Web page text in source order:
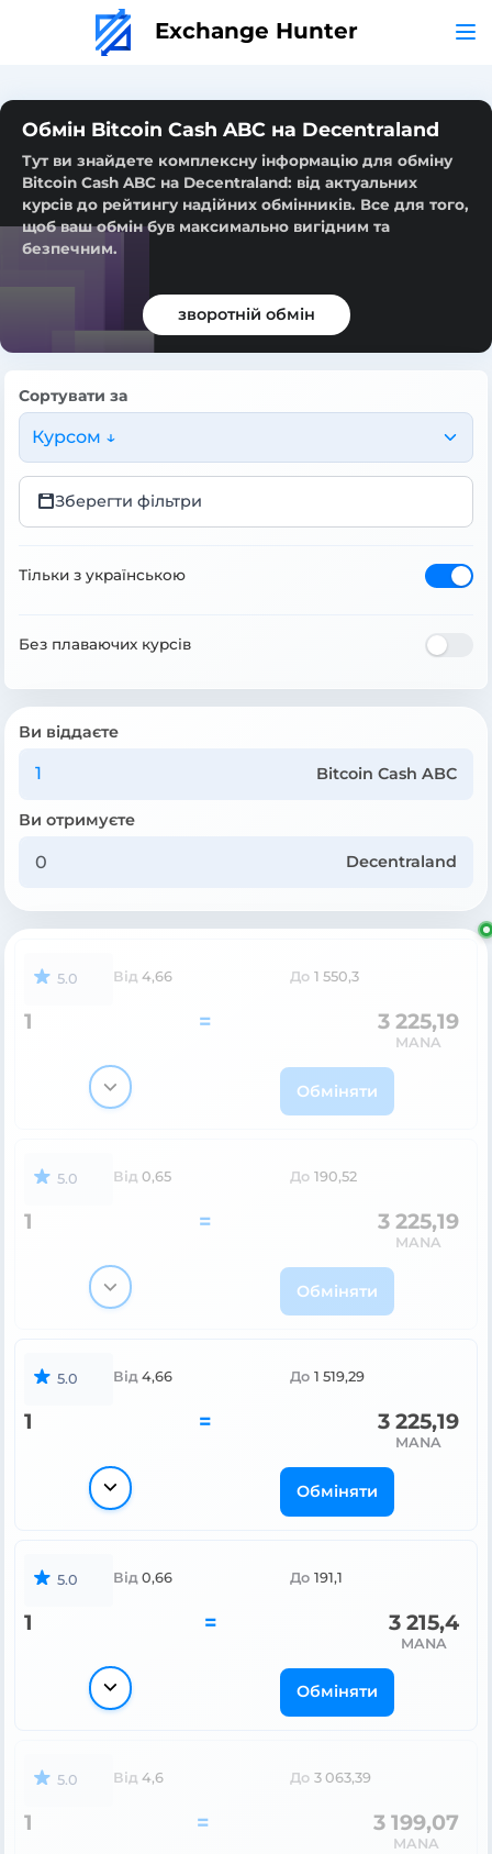
Exchange Hunter
Обмін Bitcoin Cash ABC на Decentraland
Тут ви знайдете комплексну інформацію для обміну
Bitcoin Cash ABC на Decentraland: від актуальних
курсів до рейтингу надійних обмінників. Все для того,
щоб ваш обмін був максимально вигідним та
безпечним.
зворотній обмін
Сортувати за
Курсом ↓
Зберегти фільтри
Тільки з українською
Без плаваючих курсів
Ви віддаєте
Bitcoin Cash ABC
Ви отримуєте
Decentraland
5.0 Від 4,66 До 1 550,3
1 = 3 225,19
MANA
Обміняти
5.0 Від 0,65 До 190,52
1 = 3 225,19
MANA
Обміняти
5.0 Від 4,66 До 1 519,29
1 = 3 225,19
MANA
Обміняти
5.0 Від 0,66 До 191,1
1 = 3 215,4
MANA
Обміняти
5.0 Від 4,6 До 3 063,39
1 = 3 199,07
MANA